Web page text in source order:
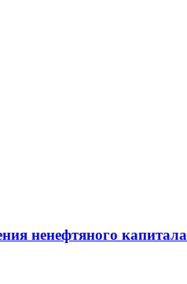
ненефтяного капитала